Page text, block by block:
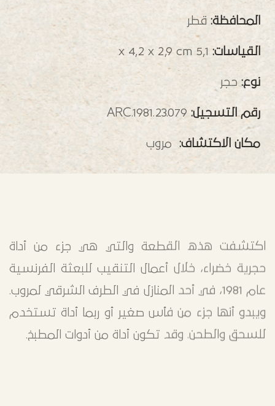
المحافظة: قطر
القياسات: 5,1 x 4,2 x 2,9 cm
نوع: حجر
رقم التسجيل: ARC.1981.23.079
مكان الاكتشاف: مروب
اكتشفت هذه القطعة والتي هي جزء من أداة
حجرية خضراء، خلال أعمال التنقيب للبعثة الفرنسية
عام 1981، في أحد المنازل في الطرف الشرقي لمروب.
ويبدو أنها جزء من فأس صغير أو ربما أداة تستخدم
للسحق والطحن. وقد تكون أداة من أدوات المطبخ.